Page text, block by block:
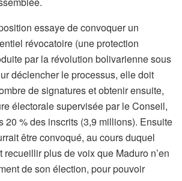
essaye de convoquer un
révocatoire (une protection
par la révolution bolivarienne sous
déclencher le processus, elle doit
de signatures et obtenir ensuite,
électorale supervisée par le Conseil,
20 % des inscrits (3,9 millions). Ensuite
être convoqué, au cours duquel
recueillir plus de voix que Maduro n’en
de son élection, pour pouvoir